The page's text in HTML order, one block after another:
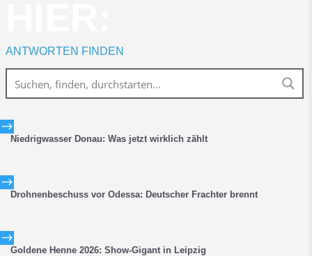
ANTWORTEN FINDEN
$
Niedrigwasser Donau: Was jetzt wirklich zählt
$
Drohnenbeschuss vor Odessa: Deutscher Frachter brennt
$
Goldene Henne 2026: Show-Gigant in Leipzig